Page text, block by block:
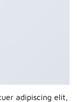
adipiscing elit,